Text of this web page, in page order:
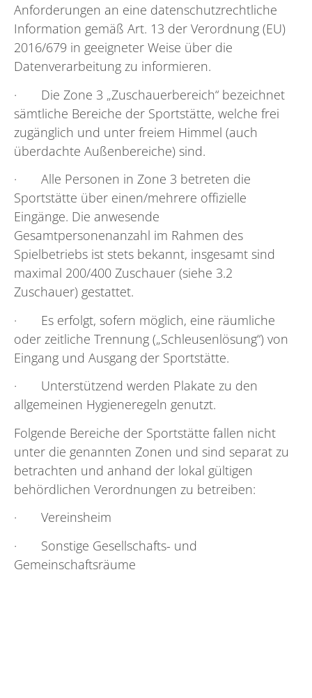
Anforderungen an eine datenschutzrechtliche
Information gemäß Art. 13 der Verordnung (EU)
2016/679 in geeigneter Weise über die
Datenverarbeitung zu informieren.
· Die Zone 3 „Zuschauerbereich“ bezeichnet
sämtliche Bereiche der Sportstätte, welche frei
zugänglich und unter freiem Himmel (auch
überdachte Außenbereiche) sind.
· Alle Personen in Zone 3 betreten die
Sportstätte über einen/mehrere offizielle
Eingänge. Die anwesende
Gesamtpersonenanzahl im Rahmen des
Spielbetriebs ist stets bekannt, insgesamt sind
maximal 200/400 Zuschauer (siehe 3.2
Zuschauer) gestattet.
· Es erfolgt, sofern möglich, eine räumliche
oder zeitliche Trennung („Schleusenlösung“) von
Eingang und Ausgang der Sportstätte.
· Unterstützend werden Plakate zu den
allgemeinen Hygieneregeln genutzt.
Folgende Bereiche der Sportstätte fallen nicht
unter die genannten Zonen und sind separat zu
betrachten und anhand der lokal gültigen
behördlichen Verordnungen zu betreiben:
· Vereinsheim
· Sonstige Gesellschafts- und
Gemeinschaftsräume